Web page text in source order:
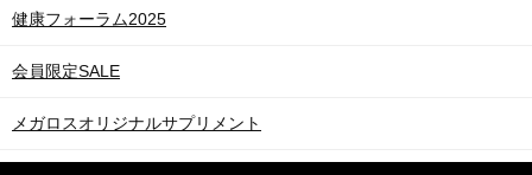
健康フォーラム2025
会員限定SALE
メガロスオリジナルサプリメント